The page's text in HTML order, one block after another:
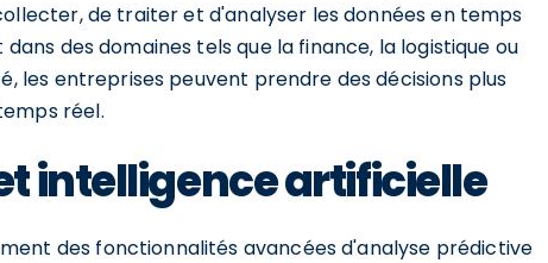
de traiter et d'analyser les données en temps
des domaines tels que la finance, la logistique ou
les entreprises peuvent prendre des décisions plus
réel.
intelligence artificielle
des fonctionnalités avancées d'analyse prédictive